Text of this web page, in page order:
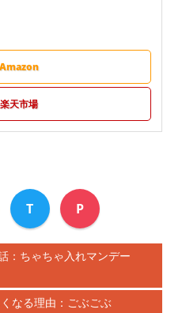
Amazon
楽天市場
T P
：ちゃちゃ入れマンデー
なる理由：ごぶごぶ